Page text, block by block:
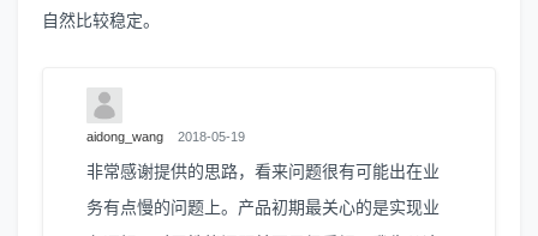
自然比较稳定。
aidong_wang 2018-05-19
非常感谢提供的思路，看来问题很有可能出在业
务有点慢的问题上。产品初期最关心的是实现业